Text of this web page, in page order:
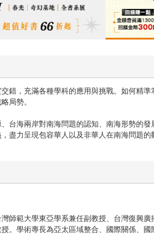
錯，充滿各種學科的應用與挑戰。如何精
局勢。
台海兩岸對南海問題的認知、南海形勢的
盡力呈現包容華人以及非華人在南海問題
師範大學東亞學系兼任副教授、台灣復興
。學術專長為亞太區域整合、國際關係、國